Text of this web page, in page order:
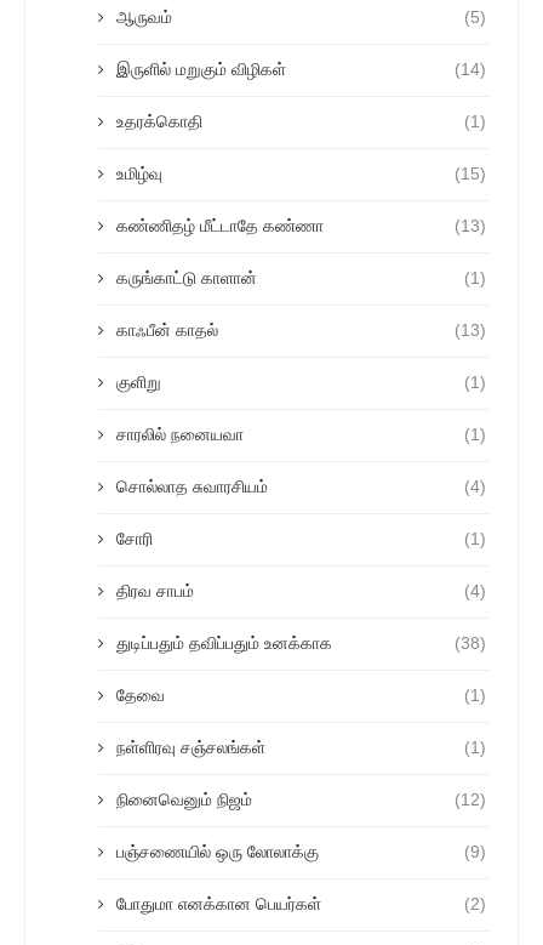
ஆருவம் (5)
இருளில் மறுகும் விழிகள் (14)
உதரக்கொதி (1)
உமிழ்வு (15)
கண்ணிதழ் மீட்டாதே கண்ணா (13)
கருங்காட்டு காளான் (1)
காஃபீன் காதல் (13)
குளிறு (1)
சாரலில் நனையவா (1)
சொல்லாத சுவாரசியம் (4)
சோரி (1)
திரவ சாபம் (4)
துடிப்பதும் தவிப்பதும் உனக்காக (38)
தேவை (1)
நள்ளிரவு சஞ்சலங்கள் (1)
நினைவெனும் நிஜம் (12)
பஞ்சணையில் ஒரு லோலாக்கு (9)
போதுமா எனக்கான பெயர்கள் (2)